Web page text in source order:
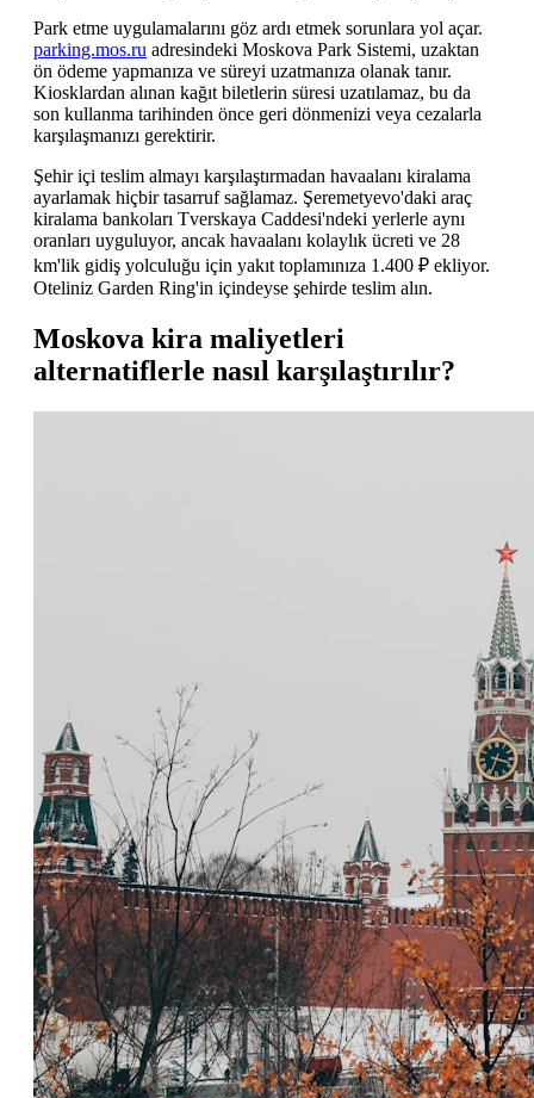
Park etme uygulamalarını göz ardı etmek sorunlara yol açar.
parking.mos.ru adresindeki Moskova Park Sistemi, uzaktan
ön ödeme yapmanıza ve süreyi uzatmanıza olanak tanır.
Kiosklardan alınan kağıt biletlerin süresi uzatılamaz, bu da
son kullanma tarihinden önce geri dönmenizi veya cezalarla
karşılaşmanızı gerektirir.
Şehir içi teslim almayı karşılaştırmadan havaalanı kiralama
ayarlamak hiçbir tasarruf sağlamaz. Şeremetyevo'daki araç
kiralama bankoları Tverskaya Caddesi'ndeki yerlerle aynı
oranları uyguluyor, ancak havaalanı kolaylık ücreti ve 28
km'lik gidiş yolculuğu için yakıt toplamınıza 1.400 ₽ ekliyor.
Oteliniz Garden Ring'in içindeyse şehirde teslim alın.
Moskova kira maliyetleri
alternatiflerle nasıl karşılaştırılır?